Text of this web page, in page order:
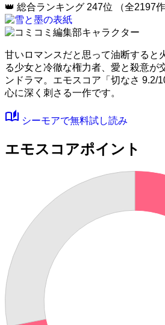
👑 総合ランキング 247位 （全2197
甘いロマンスだと思って油断すると
る少女と冷徹な権力者、愛と殺意が
ンドラマ。 エモスコア「切なさ 9.2/
心に深く刺さる一作です。
auto_stories シーモアで無料試し読み
エモスコアポイント